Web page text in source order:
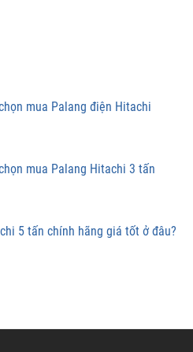
mua Palang điện Hitachi
mua Palang Hitachi 3 tấn
5 tấn chính hãng giá tốt ở đâu?